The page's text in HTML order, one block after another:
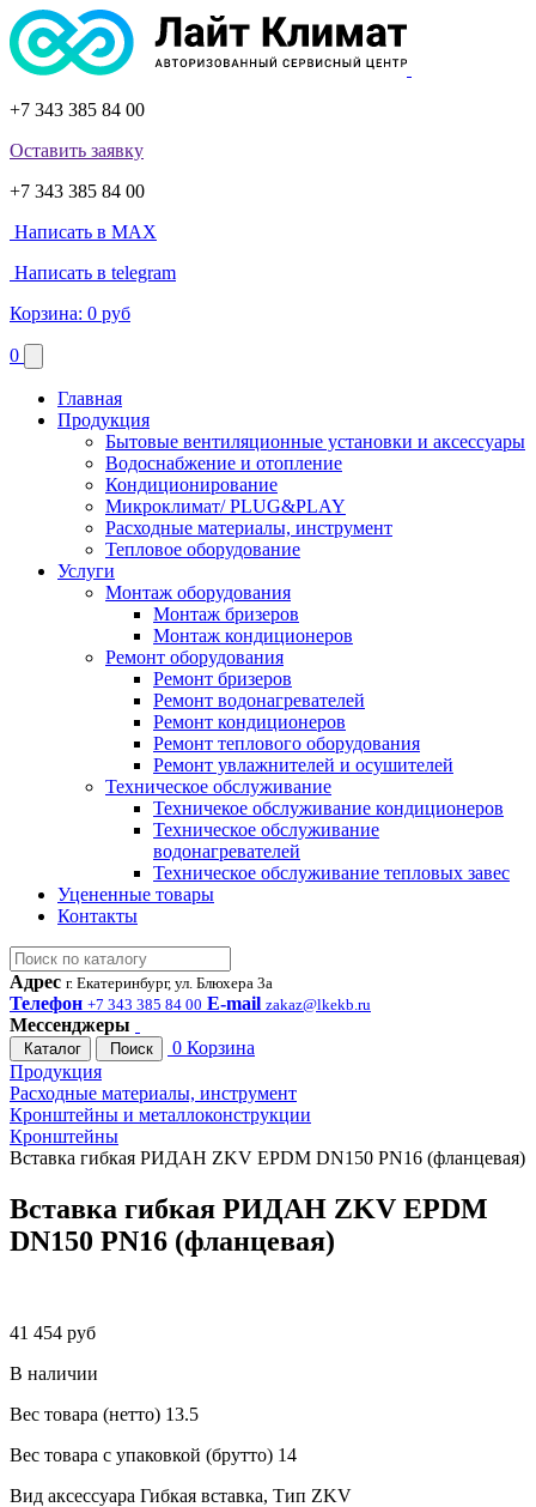
+7 343 385 84 00
Оставить заявку
+7 343 385 84 00
Написать в MAX
Написать в telegram
Корзина: 0 руб
0
Главная
Продукция
Бытовые вентиляционные установки и аксессуары
Водоснабжение и отопление
Кондиционирование
Микроклимат/ PLUG&PLAY
Расходные материалы, инструмент
Тепловое оборудование
Услуги
Монтаж оборудования
Монтаж бризеров
Монтаж кондиционеров
Ремонт оборудования
Ремонт бризеров
Ремонт водонагревателей
Ремонт кондиционеров
Ремонт теплового оборудования
Ремонт увлажнителей и осушителей
Техническое обслуживание
Техничекое обслуживание кондиционеров
Техническое обслуживание
водонагревателей
Техническое обслуживание тепловых завес
Уцененные товары
Контакты
Адрес г. Екатеринбург, ул. Блюхера 3а
Телефон +7 343 385 84 00 E-mail zakaz@lkekb.ru
Мессенджеры
Каталог Поиск 0 Корзина
Продукция
Расходные материалы, инструмент
Кронштейны и металлоконструкции
Кронштейны
Вставка гибкая РИДАН ZKV EPDM DN150 PN16 (фланцевая)
Вставка гибкая РИДАН ZKV EPDM
DN150 PN16 (фланцевая)
41 454 руб
В наличии
Вес товара (нетто) 13.5
Вес товара с упаковкой (брутто) 14
Вид аксессуара Гибкая вставка, Тип ZKV